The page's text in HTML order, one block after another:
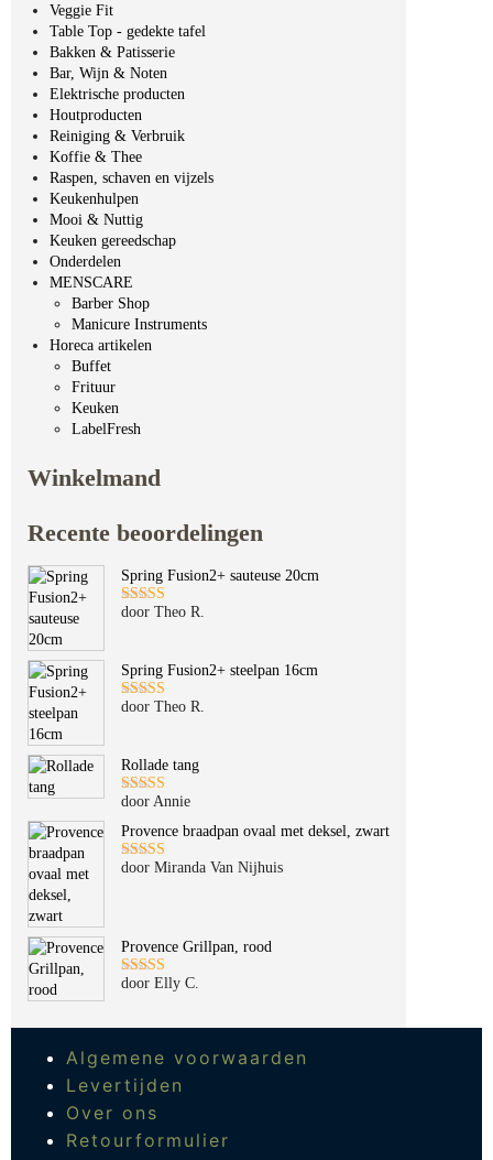
Veggie Fit
Table Top - gedekte tafel
Bakken & Patisserie
Bar, Wijn & Noten
Elektrische producten
Houtproducten
Reiniging & Verbruik
Koffie & Thee
Raspen, schaven en vijzels
Keukenhulpen
Mooi & Nuttig
Keuken gereedschap
Onderdelen
MENSCARE
Barber Shop
Manicure Instruments
Horeca artikelen
Buffet
Frituur
Keuken
LabelFresh
Winkelmand
Recente beoordelingen
Spring Fusion2+ sauteuse 20cm
Gewaardeerd
door Theo R.
Spring Fusion2+ steelpan 16cm
Gewaardeerd
door Theo R.
Rollade tang
Gewaardeerd
door Annie
Provence braadpan ovaal met deksel, zwart
Gewaardeerd
door Miranda Van Nijhuis
Provence Grillpan, rood
Gewaardeerd
door Elly C.
Algemene voorwaarden
Levertijden
Over ons
Retourformulier